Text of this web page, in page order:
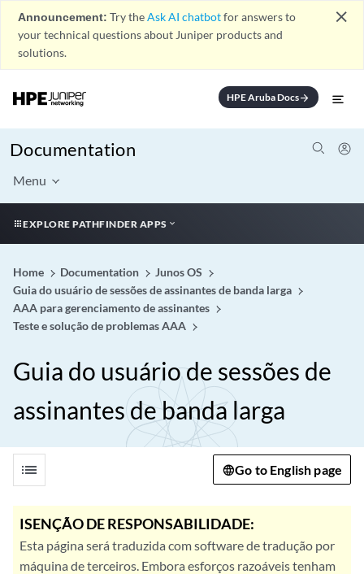
Announcement: Try theAsk AI chatbotfor answers to
your technical questions about Juniper products and
solutions.
close
HPE Aruba Docsarrow_forward
Documentation
Menu
EXPLORE PATHFINDER APPS
Home Documentation
Junos OS
Guia do usuário de sessões de assinantes de banda larga
AAA para gerenciamento de assinantes
Teste e solução de problemas AAA
Guia do usuário de sessões de
assinantes de banda larga
list Go to English page
ISENÇÃO DE RESPONSABILIDADE:
Esta página será traduzida com software de tradução por
máquina de terceiros. Embora esforços razoáveis tenham